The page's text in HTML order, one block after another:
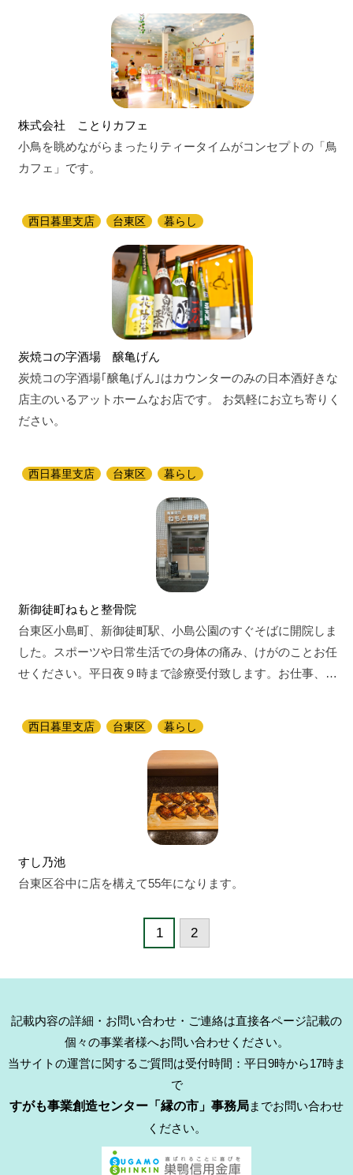
株式会社 ことりカフェ
小鳥を眺めながらまったりティータイムがコンセプトの「鳥
カフェ」です。
西日暮里支店 台東区 暮らし
炭焼コの字酒場 醸亀げん
炭焼コの字酒場｢醸亀げん｣はカウンターのみの日本酒好きな
店主のいるアットホームなお店です。 お気軽にお立ち寄りく
ださい。
西日暮里支店 台東区 暮らし
新御徒町ねもと整骨院
台東区小島町、新御徒町駅、小島公園のすぐそばに開院しま
した。スポーツや日常生活での身体の痛み、けがのことお任
せください。平日夜９時まで診療受付致します。お仕事、…
西日暮里支店 台東区 暮らし
すし乃池
台東区谷中に店を構えて55年になります。
1 2
記載内容の詳細・お問い合わせ・ご連絡は直接各ページ記載の
個々の事業者様へお問い合わせください。
当サイトの運営に関するご質問は受付時間：平日9時から17時ま
で
すがも事業創造センター「縁の市」事務局までお問い合わせ
ください。